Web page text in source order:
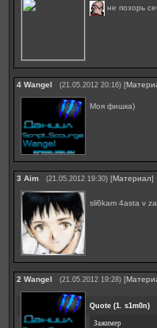
не позорь
4 Wangel (21.05.2012 20:16) [
Моя фишка)
3 Aim (21.05.2012 19:30) [Материал]
sli6kam 4asta v
2 Wangel (21.05.2012 19:28) [
Quote (1. s1m0n)
Зажимер